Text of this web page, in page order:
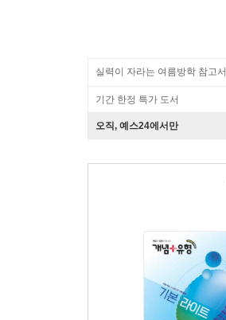
실력이 자라는 여름방학 참고서
기간 한정 특가 도서
오직, 예스24에서만